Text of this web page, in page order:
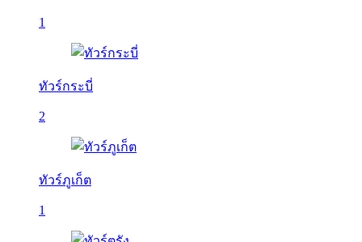
1
ทัวร์กระบี่
2
ทัวร์ภูเก็ต
1